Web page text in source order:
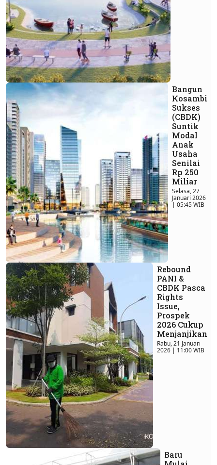
Bangun
Kosambi
Sukses
(CBDK)
Suntik
Modal
Anak
Usaha
Senilai
Rp 250
Miliar
Selasa, 27
Januari 2026
| 05:45 WIB
Rebound
PANI &
CBDK Pasca
Rights
Issue,
Prospek
2026 Cukup
Menjanjikan
Rabu, 21 Januari
2026 | 11:00 WIB
Baru